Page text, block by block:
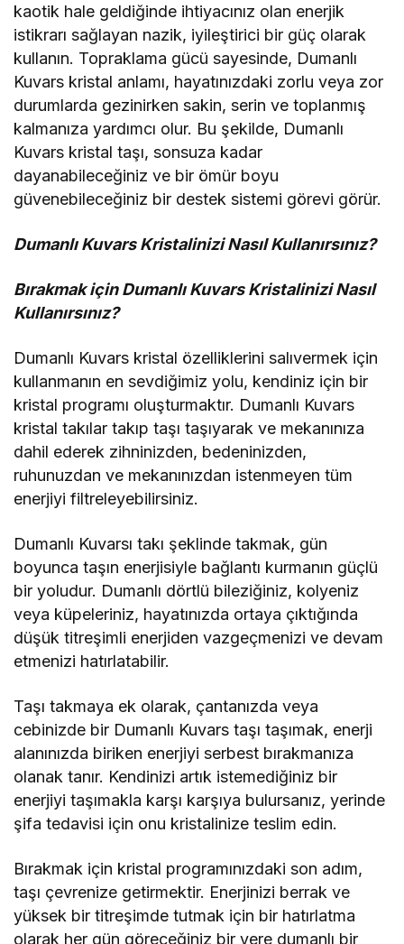
kaotik hale geldiğinde ihtiyacınız olan enerjik
istikrarı sağlayan nazik, iyileştirici bir güç olarak
kullanın. Topraklama gücü sayesinde, Dumanlı
Kuvars kristal anlamı, hayatınızdaki zorlu veya zor
durumlarda gezinirken sakin, serin ve toplanmış
kalmanıza yardımcı olur. Bu şekilde, Dumanlı
Kuvars kristal taşı, sonsuza kadar
dayanabileceğiniz ve bir ömür boyu
güvenebileceğiniz bir destek sistemi görevi görür.
Dumanlı Kuvars Kristalinizi Nasıl Kullanırsınız?
Bırakmak için Dumanlı Kuvars Kristalinizi Nasıl
Kullanırsınız?
Dumanlı Kuvars kristal özelliklerini salıvermek için
kullanmanın en sevdiğimiz yolu, kendiniz için bir
kristal programı oluşturmaktır. Dumanlı Kuvars
kristal takılar takıp taşı taşıyarak ve mekanınıza
dahil ederek zihninizden, bedeninizden,
ruhunuzdan ve mekanınızdan istenmeyen tüm
enerjiyi filtreleyebilirsiniz.
Dumanlı Kuvarsı takı şeklinde takmak, gün
boyunca taşın enerjisiyle bağlantı kurmanın güçlü
bir yoludur. Dumanlı dörtlü bileziğiniz, kolyeniz
veya küpeleriniz, hayatınızda ortaya çıktığında
düşük titreşimli enerjiden vazgeçmenizi ve devam
etmenizi hatırlatabilir.
Taşı takmaya ek olarak, çantanızda veya
cebinizde bir Dumanlı Kuvars taşı taşımak, enerji
alanınızda biriken enerjiyi serbest bırakmanıza
olanak tanır. Kendinizi artık istemediğiniz bir
enerjiyi taşımakla karşı karşıya bulursanız, yerinde
şifa tedavisi için onu kristalinize teslim edin.
Bırakmak için kristal programınızdaki son adım,
taşı çevrenize getirmektir. Enerjinizi berrak ve
yüksek bir titreşimde tutmak için bir hatırlatma
olarak her gün göreceğiniz bir yere dumanlı bir